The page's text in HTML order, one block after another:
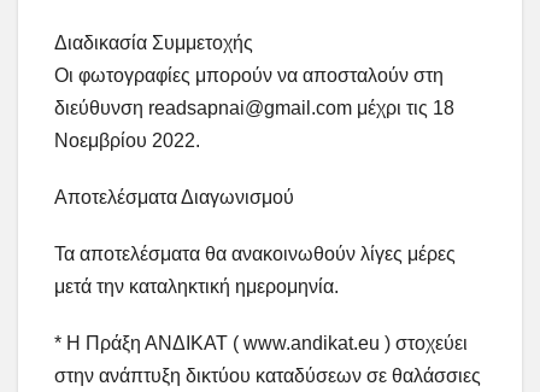
Διαδικασία Συμμετοχής
Οι φωτογραφίες μπορούν να αποσταλούν στη
διεύθυνση readsapnai@gmail.com μέχρι τις 18
Νοεμβρίου 2022.
Αποτελέσματα Διαγωνισμού
Τα αποτελέσματα θα ανακοινωθούν λίγες μέρες
μετά την καταληκτική ημερομηνία.
* Η Πράξη ΑΝΔΙΚΑΤ ( www.andikat.eu ) στοχεύει
στην ανάπτυξη δικτύου καταδύσεων σε θαλάσσιες